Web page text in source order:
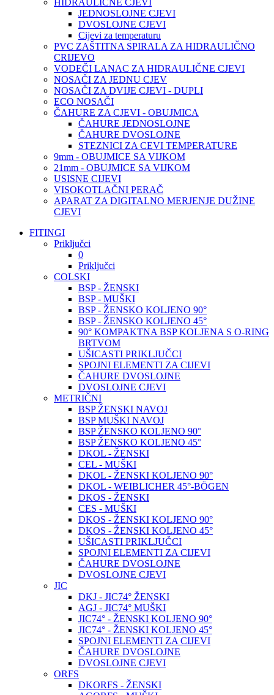
HIDRAULIČNE CJEVI
JEDNOSLOJNE CJEVI
DVOSLOJNE CJEVI
Cijevi za temperaturu
PVC ZAŠTITNA SPIRALA ZA HIDRAULIČNO
CRIJEVO
VODEČI LANAC ZA HIDRAULIČNE CJEVI
NOSAČI ZA JEDNU CJEV
NOSAČI ZA DVIJE CJEVI - DUPLI
ECO NOSAČI
ČAHURE ZA CJEVI - OBUJMICA
ČAHURE JEDNOSLOJNE
ČAHURE DVOSLOJNE
STEZNICI ZA CEVI TEMPERATURE
9mm - OBUJMICE SA VIJKOM
21mm - OBUJMICE SA VIJKOM
USISNE CIJEVI
VISOKOTLAČNI PERAČ
APARAT ZA DIGITALNO MERJENJE DUŽINE
CJEVI
FITINGI
Priključci
0
Priključci
COLSKI
BSP - ŽENSKI
BSP - MUŠKI
BSP - ŽENSKO KOLJENO 90°
BSP - ŽENSKO KOLJENO 45°
90° KOMPAKTNA BSP KOLJENA S O-RING
BRTVOM
UŠICASTI PRIKLJUČCI
SPOJNI ELEMENTI ZA CIJEVI
ČAHURE DVOSLOJNE
DVOSLOJNE CJEVI
METRIČNI
BSP ŽENSKI NAVOJ
BSP MUŠKI NAVOJ
BSP ŽENSKO KOLJENO 90°
BSP ŽENSKO KOLJENO 45°
DKOL - ŽENSKI
CEL - MUŠKI
DKOL - ŽENSKI KOLJENO 90°
DKOL - WEIBLICHER 45°-BÖGEN
DKOS - ŽENSKI
CES - MUŠKI
DKOS - ŽENSKI KOLJENO 90°
DKOS - ŽENSKI KOLJENO 45°
UŠICASTI PRIKLJUČCI
SPOJNI ELEMENTI ZA CIJEVI
ČAHURE DVOSLOJNE
DVOSLOJNE CJEVI
JIC
DKJ - JIC74° ŽENSKI
AGJ - JIC74° MUŠKI
JIC74° - ŽENSKI KOLJENO 90°
JIC74° - ŽENSKI KOLJENO 45°
SPOJNI ELEMENTI ZA CIJEVI
ČAHURE DVOSLOJNE
DVOSLOJNE CJEVI
ORFS
DKORFS - ŽENSKI